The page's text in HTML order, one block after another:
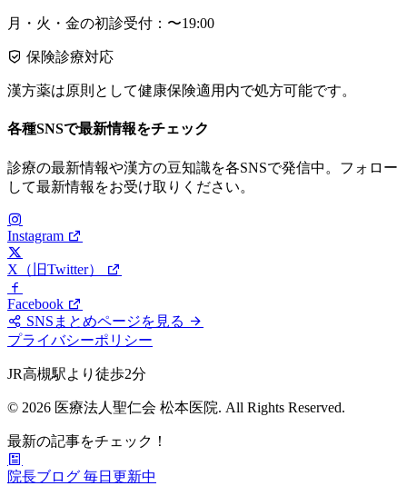
月・火・金の初診受付：〜19:00
保険診療対応
漢方薬は原則として健康保険適用内で処方可能です。
各種SNSで最新情報をチェック
診療の最新情報や漢方の豆知識を各SNSで発信中。フォロー
して最新情報をお受け取りください。
Instagram
X（旧Twitter）
Facebook
SNSまとめページを見る
プライバシーポリシー
JR高槻駅より徒歩2分
© 2026 医療法人聖仁会 松本医院. All Rights Reserved.
最新の記事をチェック！
院長ブログ 毎日更新中